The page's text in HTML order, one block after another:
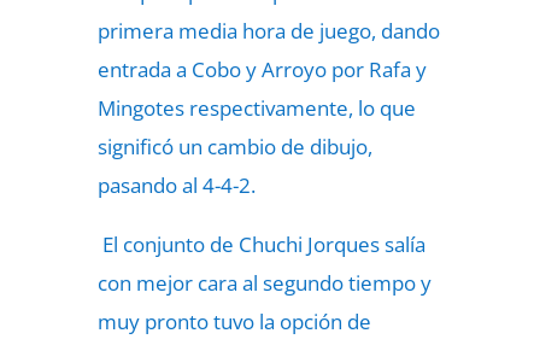
primera media hora de juego, dando
entrada a Cobo y Arroyo por Rafa y
Mingotes respectivamente, lo que
significó un cambio de dibujo,
pasando al 4-4-2.
El conjunto de Chuchi Jorques salía
con mejor cara al segundo tiempo y
muy pronto tuvo la opción de